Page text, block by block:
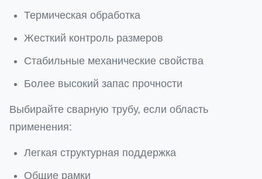
Термическая обработка
Жесткий контроль размеров
Стабильные механические свойства
Более высокий запас прочности
Выбирайте сварную трубу, если область
применения:
Легкая структурная поддержка
Общие рамки